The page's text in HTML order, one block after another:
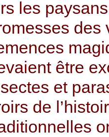
les
des
être
et
de